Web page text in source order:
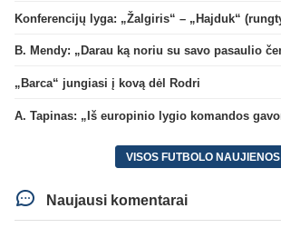
„Barca“ jungiasi į kovą dėl Rodri
VISOS FUTBOLO NAUJIENOS
Naujausi komentarai